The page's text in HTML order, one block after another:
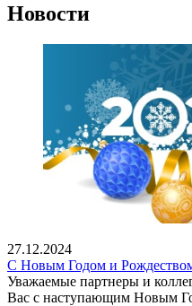
Новости
27.12.2024
С Новым Годом и
Уважаемые партнеры и
Вас с наступающим Новым